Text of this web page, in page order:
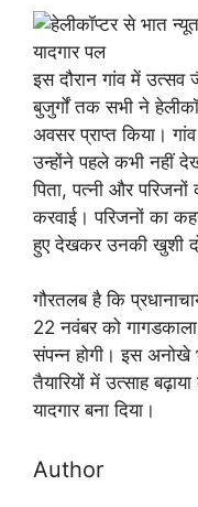
इस दौरान गांव में उत्सव
बुजुर्गों तक सभी ने
अवसर प्राप्त किया।
उन्होंने पहले कभी नहीं
पिता, पत्नी और
करवाई। परिजनों का
हुए देखकर उनकी खुशी
गौरतलब है कि
22 नवंबर को
संपन्न होगी। इस अनोखे
तैयारियों में उत्साह
यादगार बना दिया।
Author